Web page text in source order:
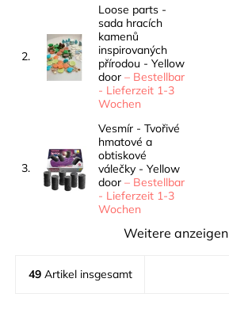
2.
Loose parts -
sada hracích
kamenů
inspirovaných
přírodou - Yellow
door – Bestellbar
- Lieferzeit 1-3
Wochen
3.
Vesmír - Tvořivé
hmatové a
obtiskové
válečky - Yellow
door – Bestellbar
- Lieferzeit 1-3
Wochen
Weitere anzeigen
49 Artikel insgesamt